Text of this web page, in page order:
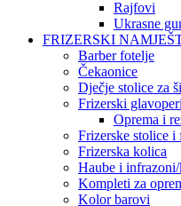
Rajfovi
Ukrasne
FRIZERSKI
Barber fotelje
Čekaonice
Dječje stolice za
Frizerski glavoperi
Oprema i
Frizerske stolice i
Frizerska kolica
Haube i
Kompleti za
Kolor barovi